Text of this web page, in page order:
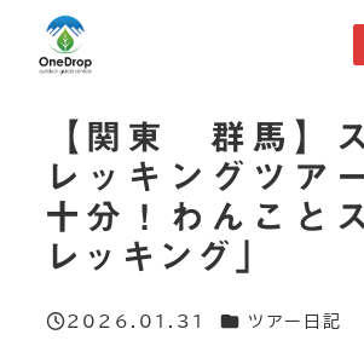
【関東 群馬】
レッキングツア
十分！わんこと
レッキング」
投稿日
2026.01.31 カテゴリー
ツアー日記